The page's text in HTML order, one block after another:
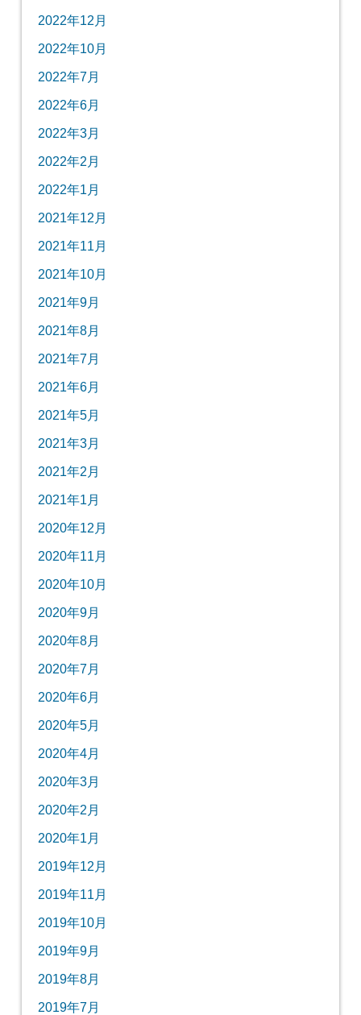
2022年12月
2022年10月
2022年7月
2022年6月
2022年3月
2022年2月
2022年1月
2021年12月
2021年11月
2021年10月
2021年9月
2021年8月
2021年7月
2021年6月
2021年5月
2021年3月
2021年2月
2021年1月
2020年12月
2020年11月
2020年10月
2020年9月
2020年8月
2020年7月
2020年6月
2020年5月
2020年4月
2020年3月
2020年2月
2020年1月
2019年12月
2019年11月
2019年10月
2019年9月
2019年8月
2019年7月